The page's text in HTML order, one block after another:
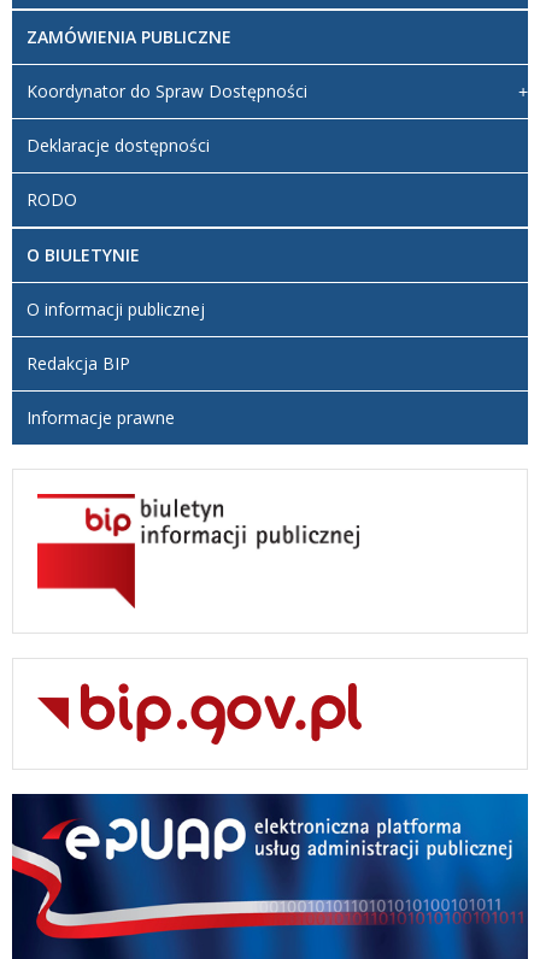
ZAMÓWIENIA PUBLICZNE
Koordynator do Spraw Dostępności
Deklaracje dostępności
RODO
O BIULETYNIE
O informacji publicznej
Redakcja BIP
Informacje prawne